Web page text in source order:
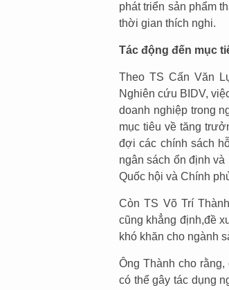
phát triển sản phẩm
thời gian thích nghi.
Tác động đến mục
Theo TS Cấn Văn
Nghiên cứu BIDV,
doanh nghiệp trong
mục tiêu về tăng
đợi các chính sách
ngân sách ổn định
Quốc hội và Chính
Còn TS Võ Trí
cũng khẳng định,đề
khó khăn cho ngành
Ông Thành cho
có thể gây tác dụng